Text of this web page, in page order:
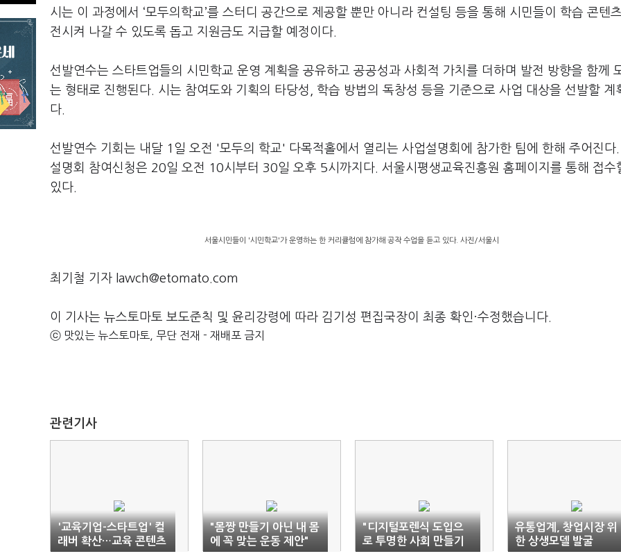
시는 이 과정에서 ‘모두의학교’를 스터디 공간으로 제공할 뿐만 아니라 컨설팅 등을 통해 시민들이 학습 콘텐
전시켜 나갈 수 있도록 돕고 지원금도 지급할 예정이다.
선발연수는 스타트업들의 시민학교 운영 계획을 공유하고 공공성과 사회적 가치를 더하며 발전 방향을 함께
는 형태로 진행된다. 시는 참여도와 기획의 타당성, 학습 방법의 독창성 등을 기준으로 사업 대상을 선발할 계
다.
선발연수 기회는 내달 1일 오전 '모두의 학교' 다목적홀에서 열리는 사업설명회에 참가한 팀에 한해 주어진다
설명회 참여신청은 20일 오전 10시부터 30일 오후 5시까지다. 서울시평생교육진흥원 홈페이지를 통해 접수
있다.
서울시민들이 '시민학교'가 운영하는 한 커리큘럼에 참가해 공작 수업을 듣고 있다. 사진/서울시
최기철 기자 lawch@etomato.com
이 기사는 뉴스토마토 보도준칙 및 윤리강령에 따라 김기성 편집국장이 최종 확인·수정했습니다.
ⓒ 맛있는 뉴스토마토, 무단 전재 - 재배포 금지
관련기사
'교육기업-스타트업' 컬
래버 확산…교육 콘텐츠
"몸짱 만들기 아닌 내 몸
에 꼭 맞는 운동 제안"
"디지털포렌식 도입으
로 투명한 사회 만들기
유통업계, 창업시장 위
한 상생모델 발굴